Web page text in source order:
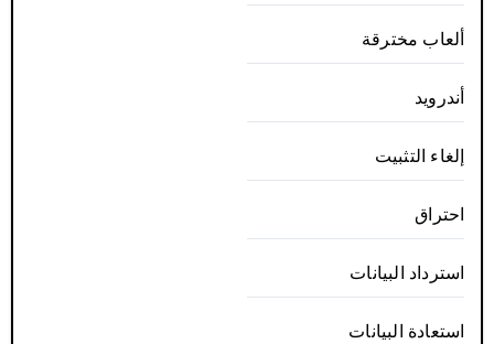
ألعاب مخترقة
أندرويد
إلغاء التثبيت
احتراق
استرداد البيانات
استعادة البيانات